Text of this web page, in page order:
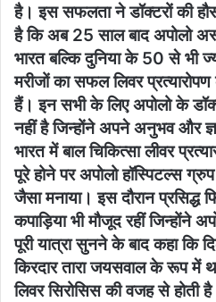
है। इस सफलता ने डॉक्टरों की
है कि अब 25 साल बाद अपोलो
भारत बल्कि दुनिया के 50 से भी
मरीजों का सफल लिवर
हैं। इन सभी के लिए अपोलो के
नहीं है जिन्होंने अपने अनुभव और
भारत में बाल चिकित्सा लीवर
पूरे होने पर अपोलो हॉस्पिटल्स
जैसा मनाया। इस दौरान प्रसिद्ध
कपाड़िया भी मौजूद रहीं जिन्होंने
पूरी यात्रा सुनने के बाद कहा कि
किरदार तारा जयसवाल के रूप में
लिवर सिरोसिस की वजह से होती